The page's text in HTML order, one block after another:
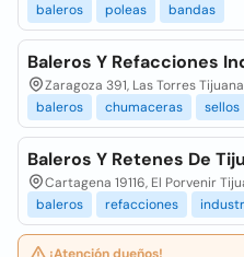
baleros
poleas bandas
Baleros Y Refacciones
Zaragoza 391, Las Torres
baleros
chumaceras sellos
Baleros Y Retenes De
Cartagena 19116, El Porvenir
baleros
refacciones